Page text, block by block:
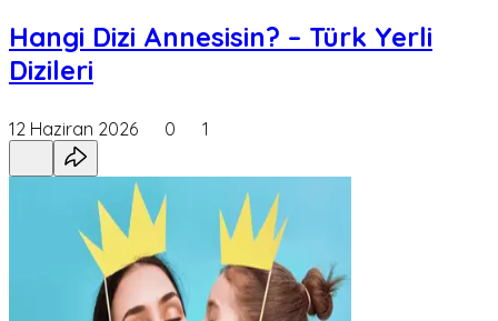
Hangi Dizi Annesisin? – Türk Yerli
Dizileri
12 Haziran 2026 0 1